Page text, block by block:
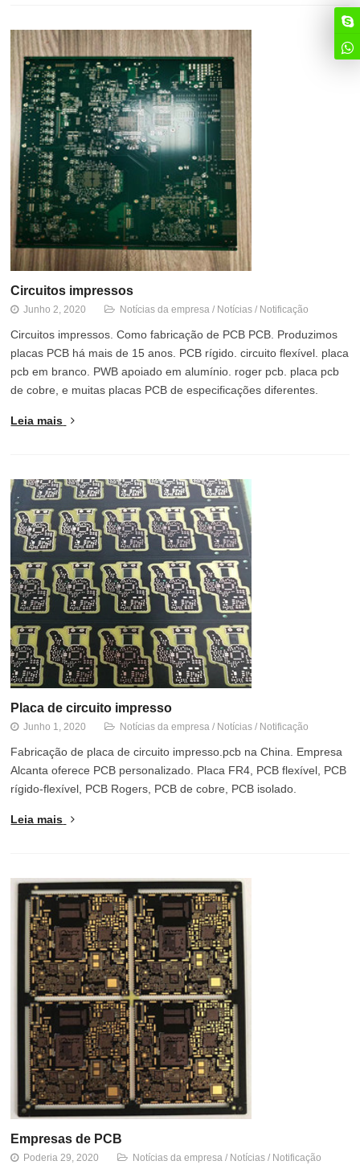
Circuitos impressos
Junho 2, 2020 Notícias da empresa / Notícias / Notificação
Circuitos impressos. Como fabricação de PCB PCB. Produzimos
placas PCB há mais de 15 anos. PCB rígido. circuito flexível. placa
pcb em branco. PWB apoiado em alumínio. roger pcb. placa pcb
de cobre, e muitas placas PCB de especificações diferentes.
Leia mais
Placa de circuito impresso
Junho 1, 2020 Notícias da empresa / Notícias / Notificação
Fabricação de placa de circuito impresso.pcb na China. Empresa
Alcanta oferece PCB personalizado. Placa FR4, PCB flexível, PCB
rígido-flexível, PCB Rogers, PCB de cobre, PCB isolado.
Leia mais
Empresas de PCB
Poderia 29, 2020 Notícias da empresa / Notícias / Notificação